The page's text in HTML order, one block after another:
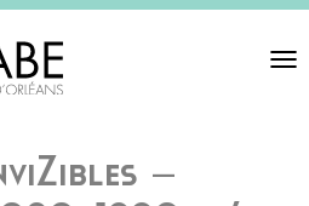
Toggle
–